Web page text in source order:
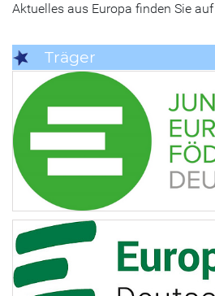
Aktuelles aus Europa finden Sie auf
Träger